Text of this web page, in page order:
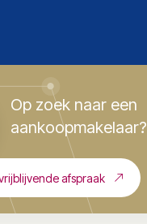
Op zoek naar een
aankoopmakelaar?
afspraak